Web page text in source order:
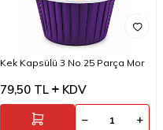
Kek Kapsülü 3 No 25 Parça Mor
79,50 TL KDV